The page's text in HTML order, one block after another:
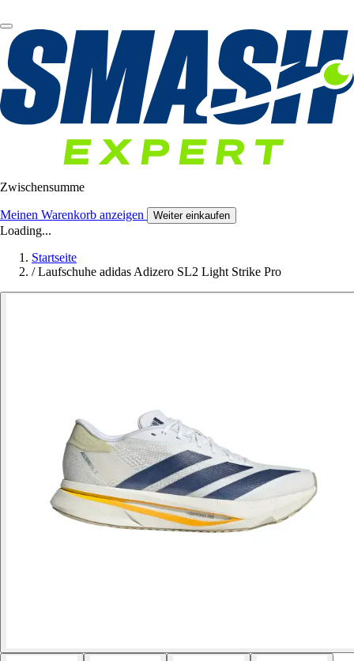
Zwischensumme
Meinen Warenkorb anzeigen Weiter einkaufen
Loading...
Startseite
/ Laufschuhe adidas Adizero SL2 Light Strike Pro